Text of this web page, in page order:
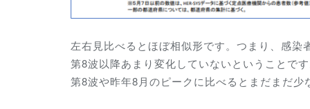
左右見比べるとほぼ相似形です。つまり、感
第8波以降あまり変化していないということで
第8波や昨年8月のピークに比べるとまだまだ少